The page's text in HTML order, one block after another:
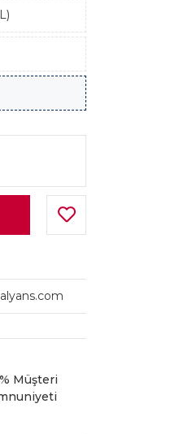
Müşteri